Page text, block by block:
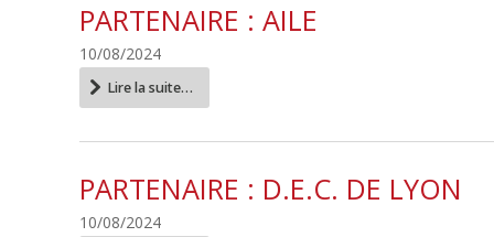
PARTENAIRE : AILE
10/08/2024
Partenaire
:
-
Lire la suite…
PARTENAIRE : D.E.C. DE LYON
10/08/2024